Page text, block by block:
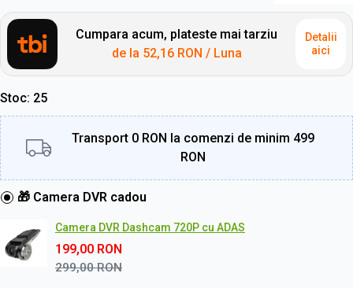
Cumpara acum, plateste mai tarziu
de la 52,16 RON / Luna
Detalii
aici
Stoc 25
Transport 0 RON la comenzi de minim 499
RON
🎁 Camera DVR cadou
Camera DVR Dashcam 720P cu ADAS
199,00 RON
299,00RON